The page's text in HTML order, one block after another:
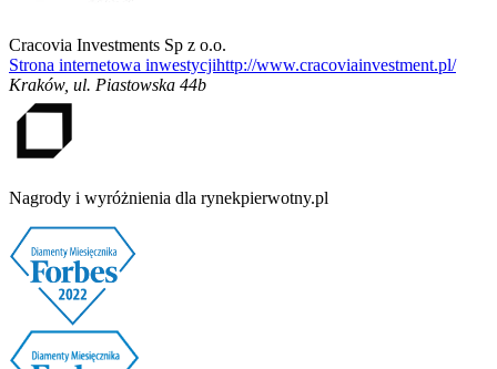
Cracovia Investments Sp z o.o.
Strona internetowa inwestycjihttp://www.cracoviainvestment.pl/
Kraków, ul. Piastowska 44b
Nagrody i wyróżnienia dla rynekpierwotny.pl